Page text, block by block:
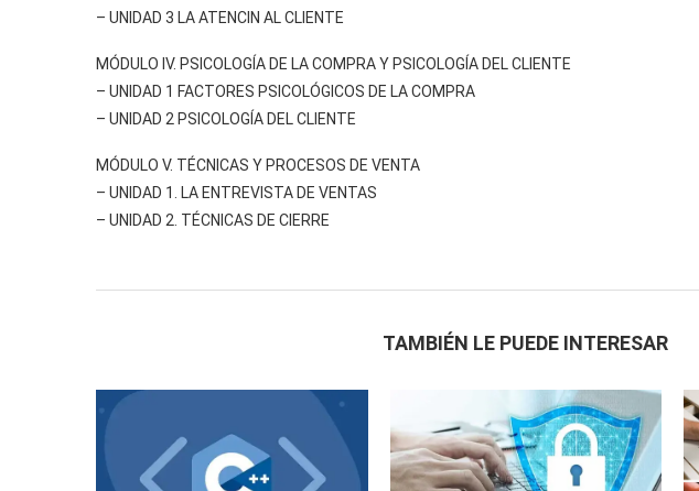
– UNIDAD 3 LA ATENCIN AL CLIENTE
MÓDULO IV. PSICOLOGÍA DE LA COMPRA Y PSICOLOGÍA DEL CLIENTE
– UNIDAD 1 FACTORES PSICOLÓGICOS DE LA COMPRA
– UNIDAD 2 PSICOLOGÍA DEL CLIENTE
MÓDULO V. TÉCNICAS Y PROCESOS DE VENTA
– UNIDAD 1. LA ENTREVISTA DE VENTAS
– UNIDAD 2. TÉCNICAS DE CIERRE
TAMBIÉN LE PUEDE INTERESAR